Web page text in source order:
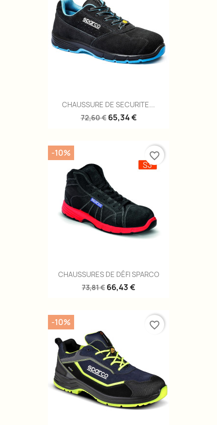
CHAUSSURE DE SECURITE...
72,60 € 65,34 €
CHAUSSURES DE DÉFI SPARCO
73,81 € 66,43 €
-10% favorite_border
-10% favorite_border